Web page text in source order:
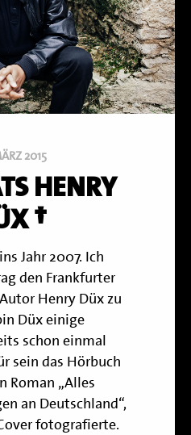
2015
HENRY
†
Jahr 2007. Ich
den Frankfurter
Henry Düx zu
Düx einige
schon einmal
sein das Hörbuch
Roman „Alles
an Deutschland“,
fotografierte.